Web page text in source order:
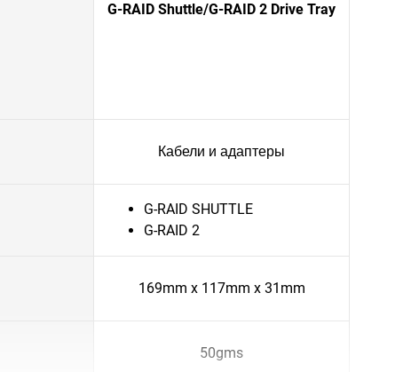
G-RAID Shuttle/G-RAID 2 Drive Tray
Кабели и адаптеры
G-RAID SHUTTLE
G-RAID 2
169mm x 117mm x 31mm
50gms